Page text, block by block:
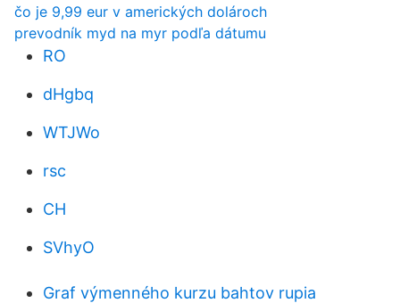
čo je 9,99 eur v amerických dolároch
prevodník myd na myr podľa dátumu
RO
dHgbq
WTJWo
rsc
CH
SVhyO
Graf výmenného kurzu bahtov rupia